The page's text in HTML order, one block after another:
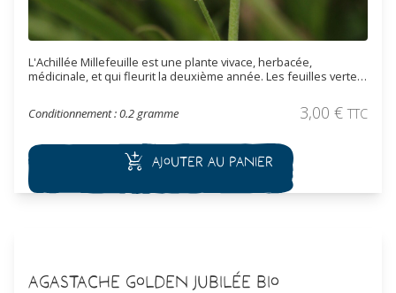
L'Achillée Millefeuille est une plante vivace, herbacée,
médicinale, et qui fleurit la deuxième année. Les feuilles vertes
multiples corymbes de petites fleurs, au parfum camphré,
blanches à rose foncé.
Conditionnement : 0.2 gramme 3,00 € TTC
Ajouter au panier
Agastache Golden Jubilée Bio